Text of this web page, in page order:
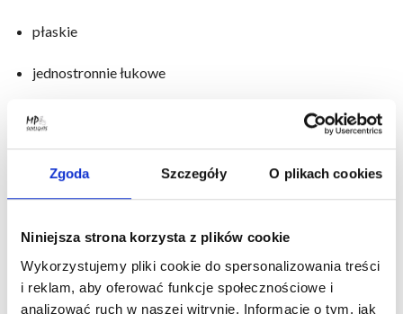
Zgoda Szczegóły O plikach cookies
Niniejsza strona korzysta z plików cookie
Wykorzystujemy pliki cookie do spersonalizowania treści
i reklam, aby oferować funkcje społecznościowe i
analizować ruch w naszej witrynie. Informacje o tym, jak
płaskie
jednostronnie łukowe
W sprzedaży mamy też daszki balkonowe z systemem profili
(łączników) umożliwiającym uzyskanie wymaganej
Oferujemy zadaszenia z wypełnieniem:
z płyty komorowej z poliwęglanu,
z płyty z litego poliwęglanu,